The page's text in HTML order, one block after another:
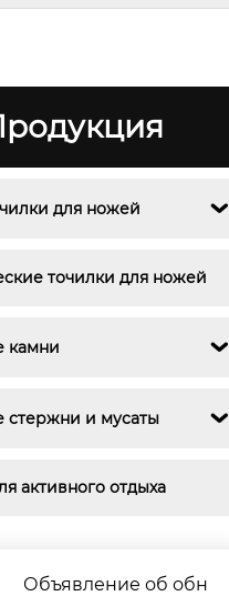
для ножей 
точилки для ножей
камни 
стержни и мусаты 
активного отдыха
Объявление об обн